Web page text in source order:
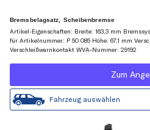
Bremsbelagsatz, Scheibenbremse
Artikel-Eigenschaften: Breite: 163,3 mm
für Artikelnummer: P 50 085 Höhe: 67,1 mm
Verschleißwarnkontakt WVA-Nummer: 29192
Zum
Fahrzeug auswählen